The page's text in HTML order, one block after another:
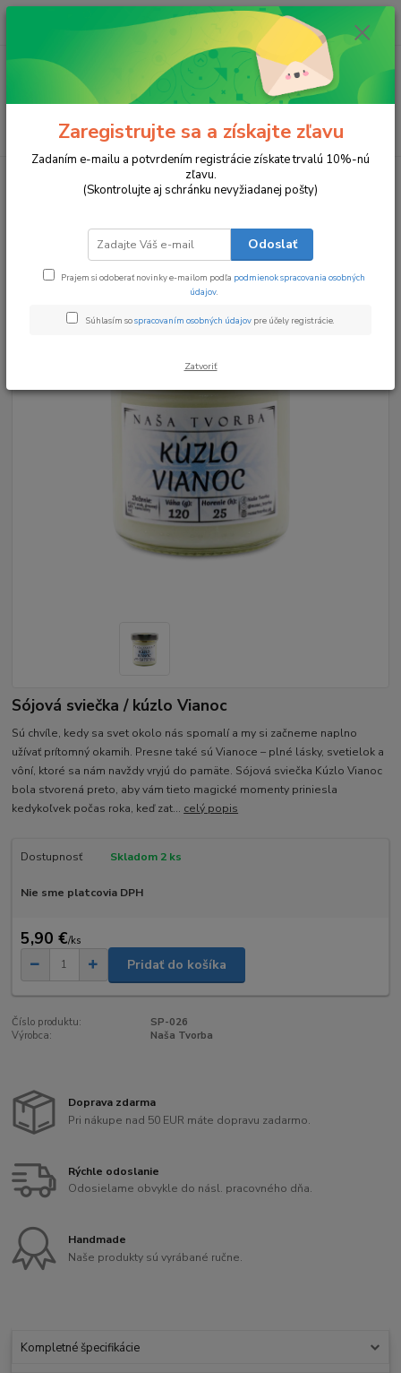
Hľadať
ks
za0 €
KÚZLO VIANOC
Sójová sviečka / kúzlo Vianoc
Sú chvíle, kedy sa svet okolo nás spomalí a my si začneme naplno
užívať prítomný okamih. Presne také sú Vianoce – plné lásky, svetielok a
vôní, ktoré sa nám navždy vryjú do pamäte. Sójová sviečka Kúzlo Vianoc
bola stvorená preto, aby vám tieto magické momenty priniesla
kedykoľvek počas roka, keď zat... celý popis
Dostupnosť Skladom 2 ks
Nie sme platcovia DPH
5,90 €/ks
Pridať do košíka
Číslo produktu:
SP-026
Výrobca:
Naša Tvorba
Doprava zdarma
Pri nákupe nad 50 EUR máte dopravu zadarmo.
Rýchle odoslanie
Odosielame obvykle do násl. pracovného dňa.
Handmade
Naše produkty sú vyrábané ručne.
Kompletné špecifikácie
Zaregistrujte sa a získajte zľavu
Zadaním e-mailu a potvrdením registrácie získate trvalú 10%-nú
zľavu.
(Skontrolujte aj schránku nevyžiadanej pošty)
Odoslať
Prajem si odoberať novinky e-mailom podľa podmienok spracovania osobných
údajov
Súhlasím sospracovaním osobných údajov pre účely registrácie.
Zatvoriť